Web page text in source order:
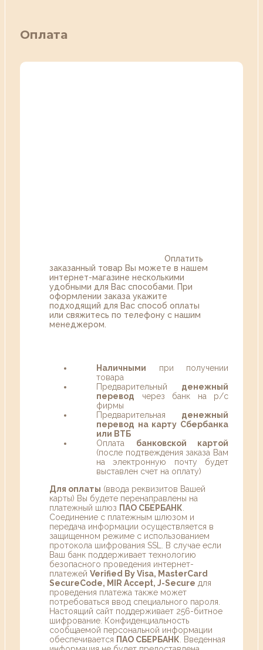
Оплата
Оплатить
заказанный товар Вы можете в нашем
интернет-магазине несколькими
удобными для Вас способами. При
оформлении заказа укажите
подходящий для Вас способ оплаты
или свяжитесь по телефону с нашим
менеджером.
Наличными при получении
товара
Предварительный денежный
перевод через банк на р/с
фирмы
Предварительная денежный
перевод на карту Сбербанка
или ВТБ
Оплата банковской картой
(после подтвеждения заказа Вам
на электронную почту будет
выставлен счет на оплату)
Для оплаты (ввода реквизитов Вашей
карты) Вы будете перенаправлены на
платежный шлюз ПАО СБЕРБАНК
Соединение с платежным шлюзом и
передача информации осуществляется в
защищенном режиме с использованием
протокола шифрования SSL. В случае если
Ваш банк поддерживает технологию
безопасного проведения интернет-
платежей Verified By Visa, MasterCard
SecureCode, MIR Accept, J-Secure для
проведения платежа также может
потребоваться ввод специального пароля.
Настоящий сайт поддерживает 256-битное
шифрование. Конфиденциальность
сообщаемой персональной информации
обеспечивается ПАО СБЕРБАНК . Введенная